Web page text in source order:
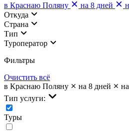
в Краснаю Поляну
на 8 дней
Откуда
Страна
Тип
Туроператор
Фильтры
Очистить всё
в Краснаю Поляну
на 8 дней
Тип услуги:
Туры